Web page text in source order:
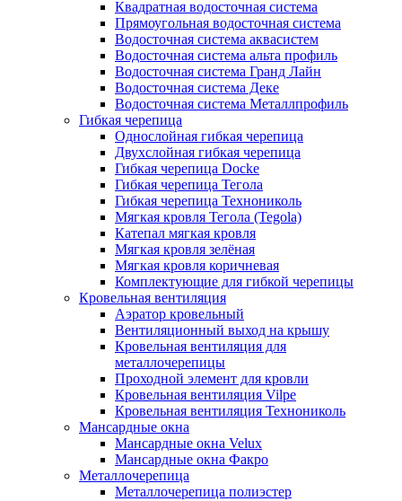
Квадратная водосточная система
Прямоугольная водосточная система
Водосточная система аквасистем
Водосточная система альта профиль
Водосточная система Гранд Лайн
Водосточная система Деке
Водосточная система Металлпрофиль
Гибкая черепица
Однослойная гибкая черепица
Двухслойная гибкая черепица
Гибкая черепица Docke
Гибкая черепица Тегола
Гибкая черепица Технониколь
Мягкая кровля Тегола (Tegola)
Катепал мягкая кровля
Мягкая кровля зелёная
Мягкая кровля коричневая
Комплектующие для гибкой черепицы
Кровельная вентиляция
Аэратор кровельный
Вентиляционный выход на крышу
Кровельная вентиляция для
металлочерепицы
Проходной элемент для кровли
Кровельная вентиляция Vilpe
Кровельная вентиляция Технониколь
Мансардные окна
Мансардные окна Velux
Мансардные окна Факро
Металлочерепица
Металлочерепица полиэстер